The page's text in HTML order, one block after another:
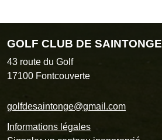
GOLF CLUB DE SAINTONGE
43 route du Golf
17100 Fontcouverte
golfdesaintonge@gmail.com
Informations légales